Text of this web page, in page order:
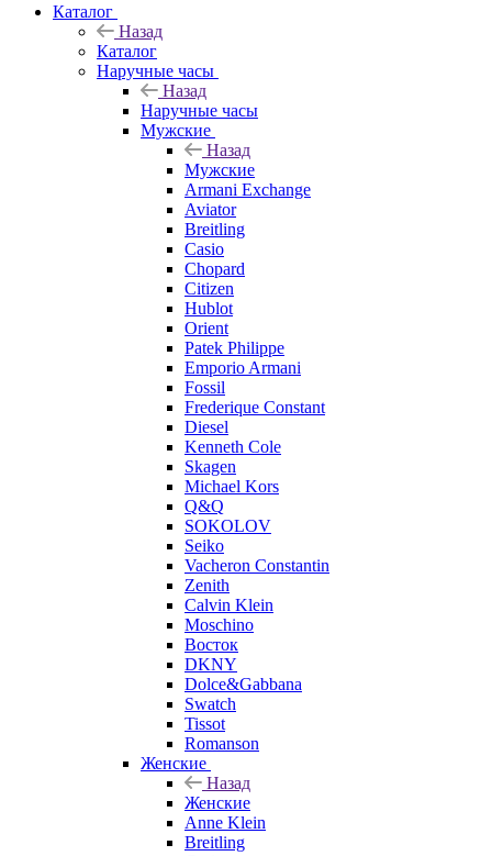
Каталог
Назад
Каталог
Наручные часы
Назад
Наручные часы
Мужские
Назад
Мужские
Armani Exchange
Aviator
Breitling
Casio
Chopard
Citizen
Hublot
Orient
Patek Philippe
Emporio Armani
Fossil
Frederique Constant
Diesel
Kenneth Cole
Skagen
Michael Kors
Q&Q
SOKOLOV
Seiko
Vacheron Constantin
Zenith
Calvin Klein
Moschino
Восток
DKNY
Dolce&Gabbana
Swatch
Tissot
Romanson
Женские
Назад
Женские
Anne Klein
Breitling